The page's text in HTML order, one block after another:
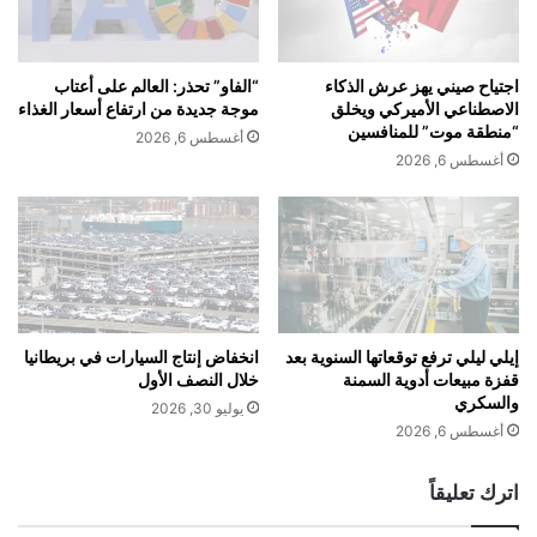
ويتوازى هذا الزخم الرقمي مع نمو فعلي في التوزيع، حيث باتت
Rebel متوفرة في المطارات، الصيدليات، محطات الوقود، ومتاجر
التجزئة عبر أوروبا، الشرق الأوسط، آسيا، وأفريقيا، مع توسع مرتقب
أكثر من منتج: تحوّل في الثقافة
لا تسوّق Rebel نفسها كبديل للتبغ فحسب، بل كأداة لتعزيز الأداء
والتركيز والتميّز الشخصي.
من خلال شراكات مع عالم الرياضة، الموضة، واللياقة الذهنية، تتبنى
ت
ح
وّ
ل
ج
د
د
!
ا
ل
إ
ع
ا
ن
ع
ن
ن
ت
ا
ئ
ج
ا
ر
ب
ع
اجتياح صيني يهز عرش الذكاء
الاصطناعي الأميركي ويخلق
“منطقة موت” للمنافسين
أغسطس 6, 2026
“الفاو” تحذر: العالم على أعتاب
موجة جديدة من ارتفاع أسعار الغذاء
أغسطس 6, 2026
إيلي ليلي ترفع توقعاتها السنوية بعد
قفزة مبيعات أدوية السمنة
والسكري
أغسطس 6, 2026
انخفاض إنتاج السيارات في بريطانيا
خلال النصف الأول
يوليو 30, 2026
اترك تعليقاً